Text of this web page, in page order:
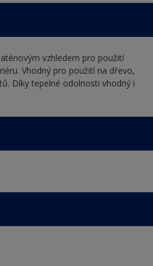
vzhledem pro použití
Vhodný pro použití na dřevo,
Díky tepelné odolnosti vhodný i